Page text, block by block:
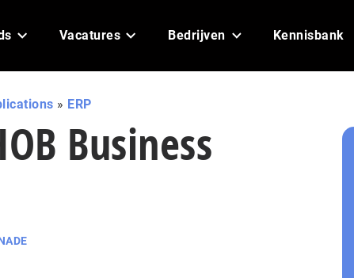
Vacatures Bedrijven Kennisbank
» ERP
Business